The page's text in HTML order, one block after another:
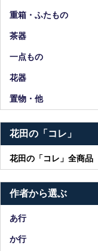
重箱・ふたもの
茶器
一点もの
花器
置物・他
花田の「コレ」
花田の「コレ」全商品
鉢・湯呑・カップ
汁椀・土鍋・折敷
小物・カトラリー
作者から選ぶ
あ行
浅野奈生
か行